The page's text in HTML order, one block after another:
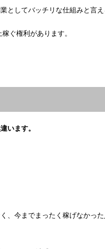
としてバッチリな仕組みと言え
ぐ権利があります。
います。
、今までまったく稼げなかっ